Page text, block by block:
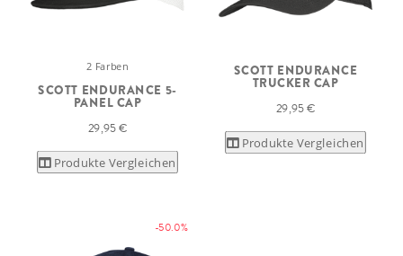
2 Farben
SCOTT ENDURANCE 5-
PANEL CAP
29,95 €
Produkte Vergleichen
SCOTT ENDURANCE
TRUCKER CAP
29,95 €
Produkte Vergleichen
-50.0%